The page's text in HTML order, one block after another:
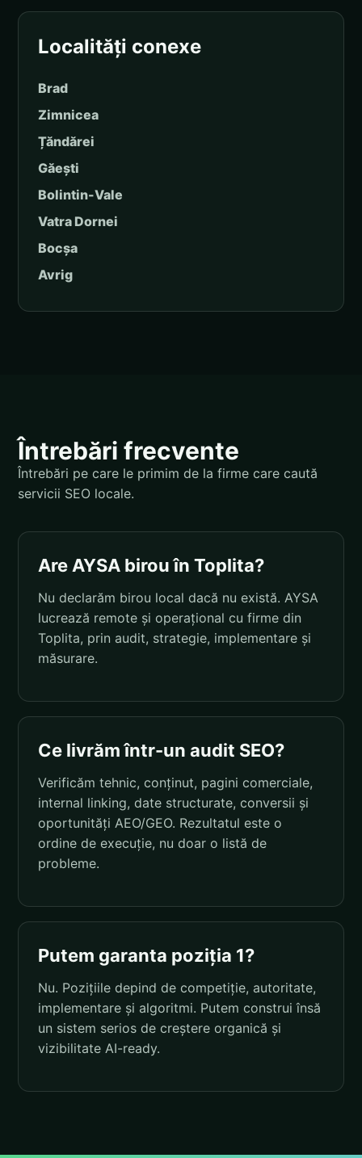
Localități conexe
Brad
Zimnicea
Țăndărei
Găești
Bolintin-Vale
Vatra Dornei
Bocșa
Avrig
Întrebări frecvente
Întrebări pe care le primim de la firme care caută
servicii SEO locale.
Are AYSA birou în Toplita?
Nu declarăm birou local dacă nu există. AYSA
lucrează remote și operațional cu firme din
Toplita, prin audit, strategie, implementare și
măsurare.
Ce livrăm într-un audit SEO?
Verificăm tehnic, conținut, pagini comerciale,
internal linking, date structurate, conversii și
oportunități AEO/GEO. Rezultatul este o
ordine de execuție, nu doar o listă de
probleme.
Putem garanta poziția 1?
Nu. Pozițiile depind de competiție, autoritate,
implementare și algoritmi. Putem construi însă
un sistem serios de creștere organică și
vizibilitate AI-ready.